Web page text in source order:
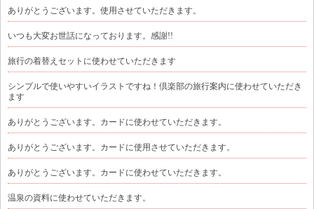
ありがとうございます。使用させていただきます。
いつも大変お世話になっております。感謝!!
旅行の着替えセットに使わせていただきます
シンプルで使いやすいイラストですね！倶楽部の旅行案内に使わせていただき
ます
ありがとうございます。カードに使わせていただきます。
ありがとうございます。カードに使用させていただきます。
ありがとうございます。カードに使わせていただきます。
温泉の資料に使わせていただきます。